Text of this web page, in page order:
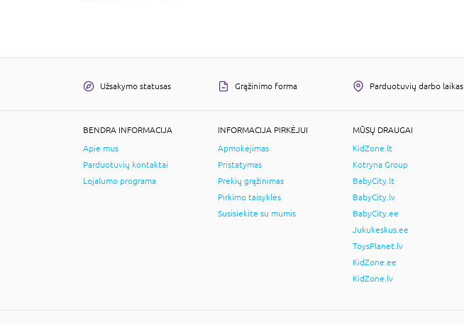
Užsakymo statusas Grąžinimo forma Parduotuvių darbo laikas
BENDRA INFORMACIJA
Apie mus
Parduotuvių kontaktai
Lojalumo programa
INFORMACIJA PIRKĖJUI
Apmokėjimas
Pristatymas
Prekių grąžinimas
Pirkimo taisyklės
Susisiekite su mumis
MŪSŲ DRAUGAI
KidZone.lt
Kotryna Group
BabyCity.lt
BabyCity.lv
BabyCity.ee
Jukukeskus.ee
ToysPlanet.lv
KidZone.ee
KidZone.lv